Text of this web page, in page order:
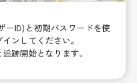
ーID)と初期パスワードを使
ンしてください。
跡開始となります。